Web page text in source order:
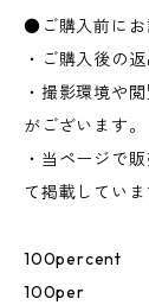
●ご購入前にお
・ご購入後の
・撮影環境や
がございます。
・当ページで
て掲載していま
100percent
100per